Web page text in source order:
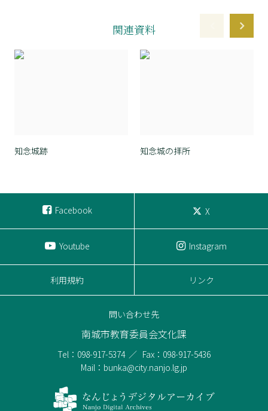
関連資料
知念城跡 知念城の拝所
Facebook X
Youtube Instagram
利用規約 リンク
問い合わせ先
南城市教育委員会文化課
Tel：098-917-5374
Fax：098-917-5436
Mail：bunka@city.nanjo.lg.jp